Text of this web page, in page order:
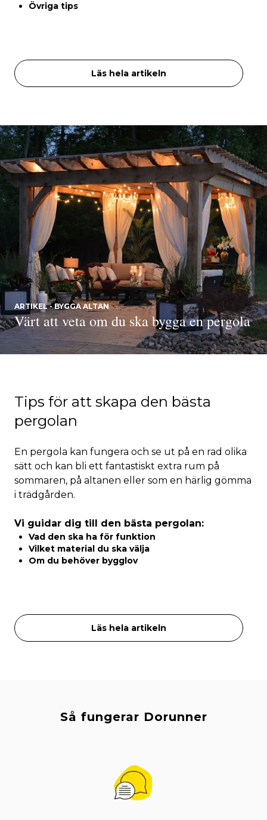
Övriga tips
Läs hela artikeln
Tips för att skapa den bästa
pergolan
En pergola kan fungera och se ut på en rad olika
sätt och kan bli ett fantastiskt extra rum på
sommaren, på altanen eller som en härlig gömma
i trädgården.
Vi guidar dig till den bästa pergolan:
Vad den ska ha för funktion
Vilket material du ska välja
Om du behöver bygglov
Läs hela artikeln
ARTIKEL - BYGGA ALTAN
Värt att veta om du ska bygga en pergola
Så fungerar Dorunner